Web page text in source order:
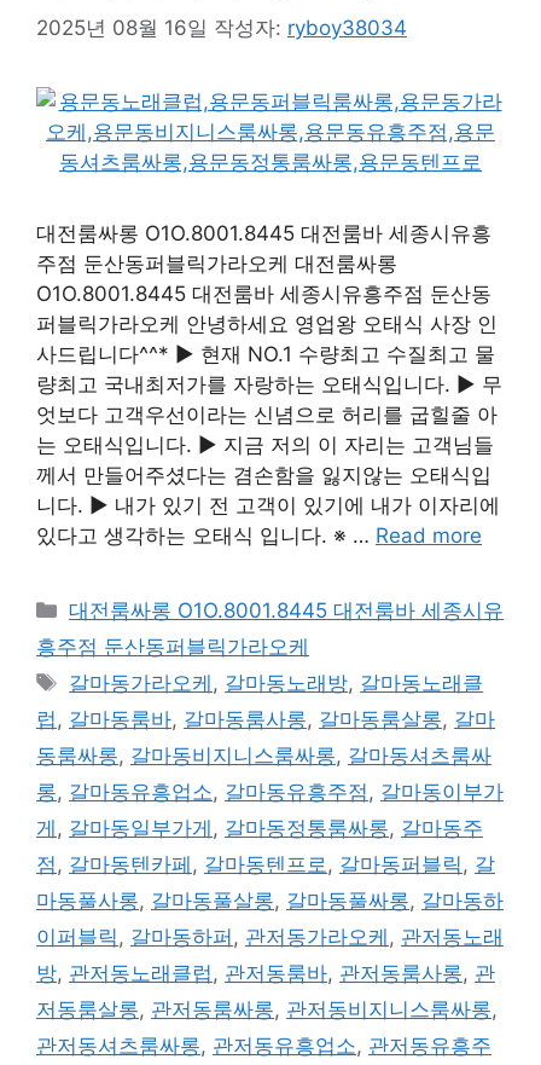
2025년 08월 16일 작성자: ryboy38034
대전룸싸롱 O1O.8001.8445 대전룸바 세종시유흥
주점 둔산동퍼블릭가라오케 대전룸싸롱
O1O.8001.8445 대전룸바 세종시유흥주점 둔산동
퍼블릭가라오케 안녕하세요 영업왕 오태식 사장 인
사드립니다^^* ▶ 현재 NO.1 수량최고 수질최고 물
량최고 국내최저가를 자랑하는 오태식입니다. ▶ 무
엇보다 고객우선이라는 신념으로 허리를 굽힐줄 아
는 오태식입니다. ▶ 지금 저의 이 자리는 고객님들
께서 만들어주셨다는 겸손함을 잃지않는 오태식입
니다. ▶ 내가 있기 전 고객이 있기에 내가 이자리에
있다고 생각하는 오태식 입니다. ※ … Read more
카
테
고
리
대전룸싸롱 O1O.8001.8445 대전룸바 세종시유
흥주점 둔산동퍼블릭가라오케
태
그
갈마동가라오케 , 갈마동노래방, 갈마동노래클
럽 , 갈마동룸바, 갈마동룸사롱, 갈마동룸살롱, 갈마
동룸싸롱, 갈마동비지니스룸싸롱, 갈마동셔츠룸싸
롱, 갈마동유흥업소, 갈마동유흥주점 , 갈마동이부가
게 , 갈마동일부가게 , 갈마동정통룸싸롱, 갈마동주
점 , 갈마동텐카페 , 갈마동텐프로 , 갈마동퍼블릭 , 갈
마동풀사롱, 갈마동풀살롱, 갈마동풀싸롱, 갈마동하
이퍼블릭 , 갈마동하퍼 , 관저동가라오케 , 관저동노래
방, 관저동노래클럽 , 관저동룸바, 관저동룸사롱, 관
저동룸살롱, 관저동룸싸롱, 관저동비지니스룸싸롱,
관저동셔츠룸싸롱, 관저동유흥업소, 관저동유흥주